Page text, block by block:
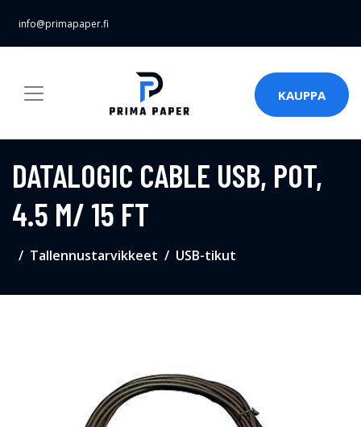
info@primapaper.fi
KAUPPA
DATALOGIC CABLE USB, POT,
4.5 M/ 15 FT
Tallennustarvikkeet USB-tikut